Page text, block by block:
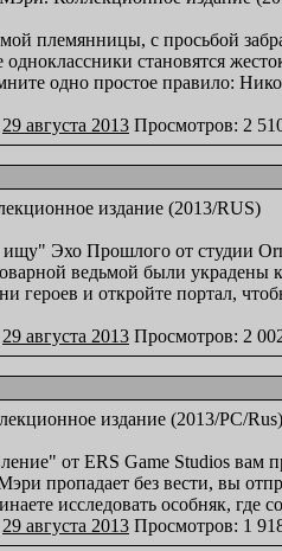
племянницы, с просьбой
становятся
одно простое правило:
29 августа 2013 Просмотров: 2
ищу" Эхо Прошлого от студии
ведьмой были украдены
и откройте портал,
29 августа 2013 Просмотров: 2
от ERS Game Studios вам
пропадает без вести, вы
исследовать особняк, где
29 августа 2013 Просмотров: 1